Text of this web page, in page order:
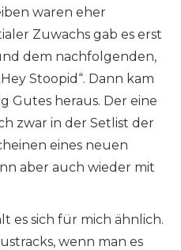
waren eher
Zuwachs gab es erst
dem nachfolgenden,
Stoopid“. Dann kam
Gutes heraus. Der eine
zwar in der Setlist der
eines neuen
aber auch wieder mit
es sich für mich ähnlich.
wenn man es